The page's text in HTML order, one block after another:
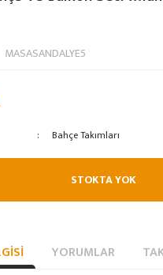
MASASANDALYE5
Bahçe Takımları
STOKTA YOK
YORUMLAR